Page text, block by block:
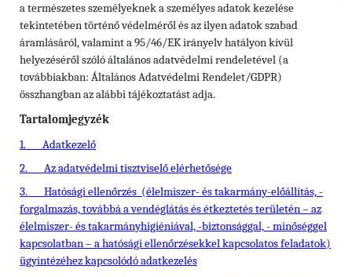
a természetes személyeknek a személyes adatok kezelése
tekintetében történő védelméről és az ilyen adatok szabad
áramlásáról, valamint a 95/46/EK irányelv hatályon kívül
helyezéséről szóló általános adatvédelmi rendeletével (a
továbbiakban: Általános Adatvédelmi Rendelet/GDPR)
összhangban az alábbi tájékoztatást adja.
Tartalomjegyzék
1.
Adatkezelő
2.
Az adatvédelmi tisztviselő elérhetősége
3.
Hatósági ellenőrzés (élelmiszer- és takarmány-előállítás, -
forgalmazás, továbbá a vendéglátás és étkeztetés területén – az
élelmiszer- és takarmányhigiéniával, -biztonsággal, - minőséggel
kapcsolatban – a hatósági ellenőrzésekkel kapcsolatos feladatok)
ügyintézéhez kapcsolódó adatkezelés